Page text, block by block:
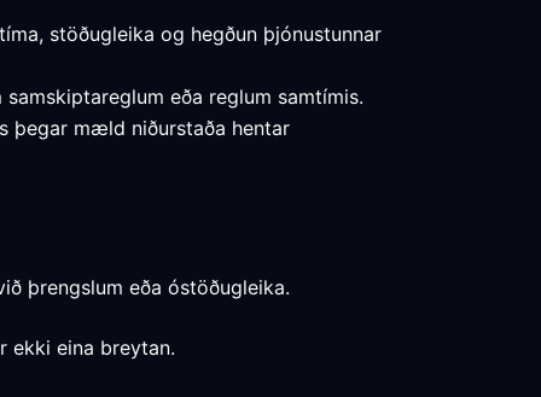
stöðugleika og hegðun þjónustunnar
eða reglum samtímis.
þegar mæld niðurstaða hentar
þrengslum eða óstöðugleika.
ekki eina breytan.